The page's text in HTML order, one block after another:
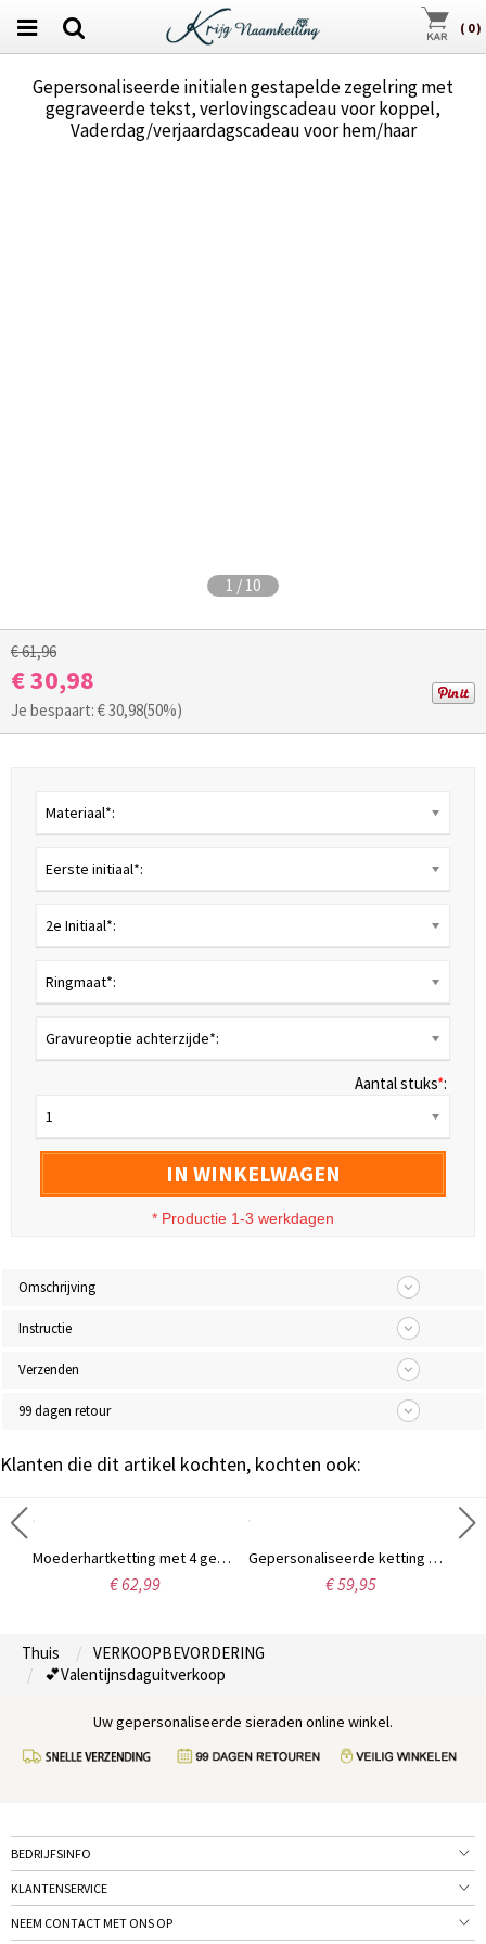
( 0)
Gepersonaliseerde initialen gestapelde zegelring met
gegraveerde tekst, verlovingscadeau voor koppel,
Vaderdag/verjaardagscadeau voor hem/haar
1 / 10
€ 61,96
€ 30,98
Je bespaart: €30,98(50%)
Materiaal*:
Eerste initiaal*:
2e Initiaal*:
Ringmaat*:
Gravureoptie achterzijde*:
Aantal stuks*:
1
IN WINKELWAGEN
* Productie 1-3 werkdagen
Omschrijving
Instructie
Verzenden
99 dagen retour
Klanten die dit artikel kochten, kochten ook:
Moederhartketting met 4 gepersonaliseerde geboortestenen en naam
€ 62,99
Gepersonaliseerde ketting met 7 geboortestenen, geïnspireerd op de stamboom van uw familie.
€ 59,95
Thuis
VERKOOPBEVORDERING
💕Valentijnsdaguitverkoop
Uw gepersonaliseerde sieraden online winkel.
BEDRIJFSINFO
KLANTENSERVICE
NEEM CONTACT MET ONS OP